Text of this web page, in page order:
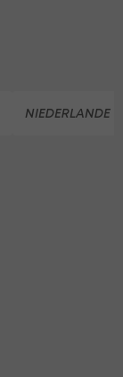
NIEDERLANDE